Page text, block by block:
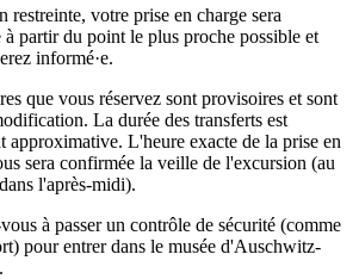
restreinte, votre prise en charge sera
à partir du point le plus proche possible et
informé·e.
que vous réservez sont provisoires et sont
La durée des transferts est
approximative. L'heure exacte de la prise en
sera confirmée la veille de l'excursion (au
l'après-midi).
à passer un contrôle de sécurité (comme
pour entrer dans le musée d'Auschwitz-